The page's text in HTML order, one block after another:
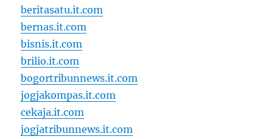
beritasatu.it.com
bernas.it.com
bisnis.it.com
brilio.it.com
bogortribunnews.it.com
jogjakompas.it.com
cekaja.it.com
jogjatribunnews.it.com